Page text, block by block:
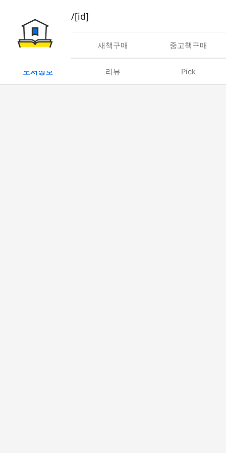
book/rent/[id]
대여 새책구매 중고책구매
도서정보 리뷰 Pick